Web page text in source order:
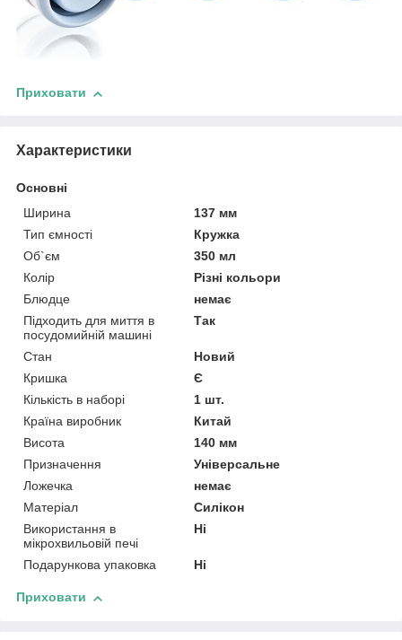
Приховати
Характеристики
Основні
Ширина
137 мм
Тип ємності
Кружка
Об`єм
350 мл
Колір
Різні кольори
Блюдце
немає
Підходить для миття в
посудомийній машині
Так
Стан
Новий
Кришка
Є
Кількість в наборі
1 шт.
Країна виробник
Китай
Висота
140 мм
Призначення
Універсальне
Ложечка
немає
Матеріал
Силікон
Використання в
мікрохвильовій печі
Ні
Подарункова упаковка Ні
Приховати